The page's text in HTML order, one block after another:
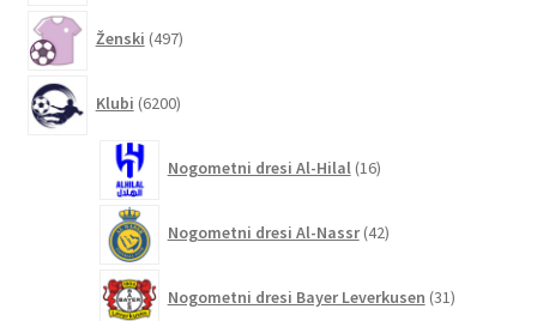
Ženski 497izdelkov
Klubi 6200izdelkov
Nogometni dresi Al-Hilal 16izdelkov
Nogometni dresi Al-Nassr 42izdelkov
Nogometni dresi Bayer Leverkusen 31izdelkov